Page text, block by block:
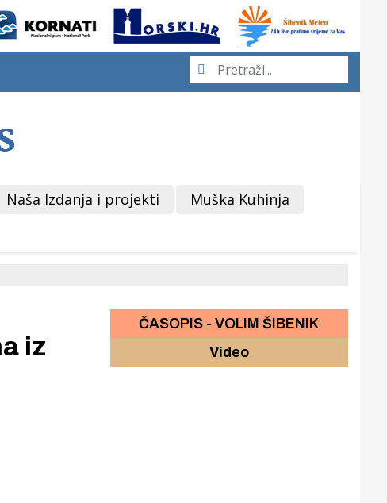
Naša Izdanja i projekti
Muška Kuhinja
iz
ČASOPIS - VOLIM ŠIBENIK
Video